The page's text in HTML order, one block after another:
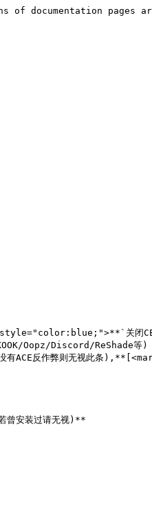
documentation pages
关闭CE
Oopz/Discord/ReShade等
有ACE反作弊则无视此条
安装过请无视)**